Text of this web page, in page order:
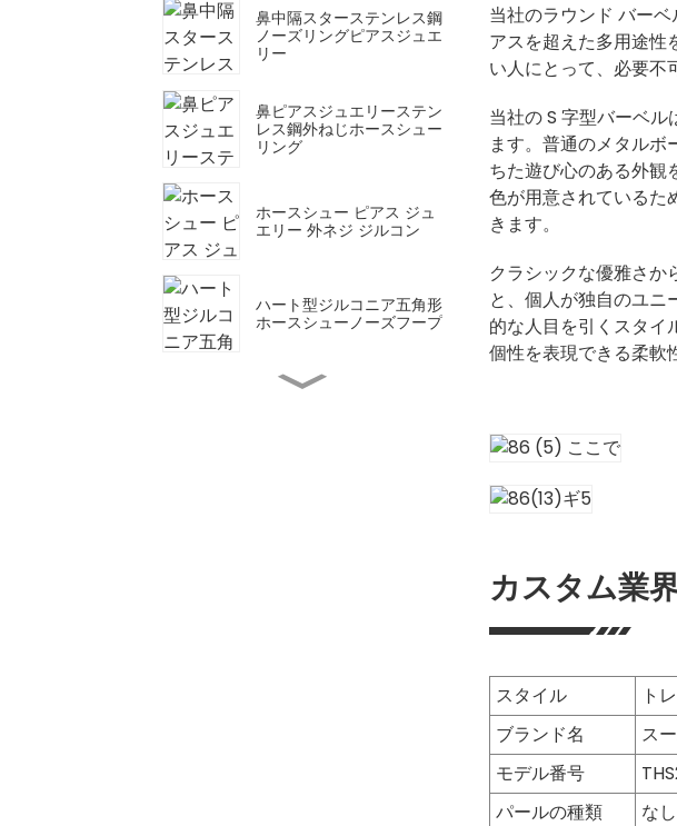
鼻中隔スターステンレス鋼
ノーズリングピアスジュエ
リー
鼻ピアスジュエリーステン
レス鋼外ねじホースシュー
リング
ホースシュー ピアス ジュ
エリー 外ネジ ジルコン
ハート型ジルコニア五角形
ホースシューノーズフープ
ノーズスタッドラウンド軟
当社のラウンド バー
アスを超えた多用途性
い人にとって、必要不
当社の S 字型バーベ
ます。普通のメタル
ちた遊び心のある外観
色が用意されているた
きます。
クラシックな優雅さか
と、個人が独自のユニ
的な人目を引くスタイ
個性を表現できる柔軟
カスタム業
スタイル
ト
ブランド名
ス
モデル番号
パールの種類
なし